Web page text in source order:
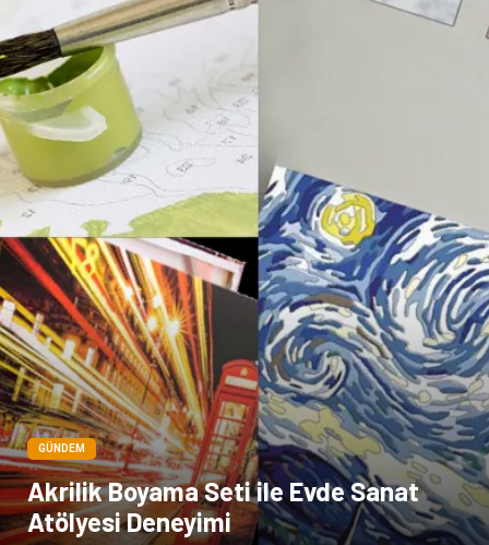
Kiralama Servisleri
Çadır
Spor Malzemeleri
Moda İthalat İhracat
Bakım
GÜNDEM
Akrilik Boyama Seti ile Evde Sanat
Atölyesi Deneyimi